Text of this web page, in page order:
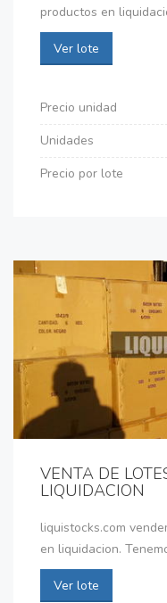
productos en
Ver lote
Precio unidad
Unidades
Precio por lote
VENTA DE
LIQUIDACION
liquistocks.com
en liquidacion.
Ver lote